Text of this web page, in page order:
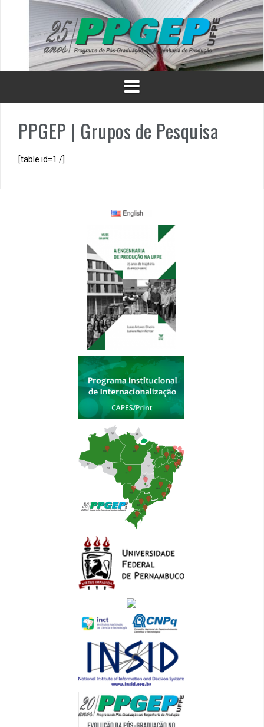
PPGEP | Grupos de Pesquisa
[table id=1 /]